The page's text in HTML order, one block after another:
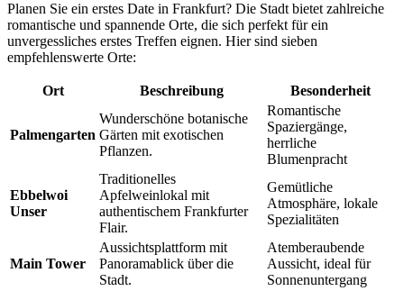
Planen Sie ein erstes Date in Frankfurt? Die Stadt bietet zahlreiche
romantische und spannende Orte, die sich perfekt für ein
unvergessliches erstes Treffen eignen. Hier sind sieben
empfehlenswerte Orte:
Ort Beschreibung Besonderheit
Palmengarten
Wunderschöne botanische
Gärten mit exotischen
Pflanzen.
Romantische
Spaziergänge,
herrliche
Blumenpracht
Ebbelwoi
Unser
Traditionelles
Apfelweinlokal mit
authentischem Frankfurter
Flair.
Gemütliche
Atmosphäre, lokale
Spezialitäten
Main Tower
Aussichtsplattform mit
Panoramablick über die
Stadt.
Atemberaubende
Aussicht, ideal für
Sonnenuntergang